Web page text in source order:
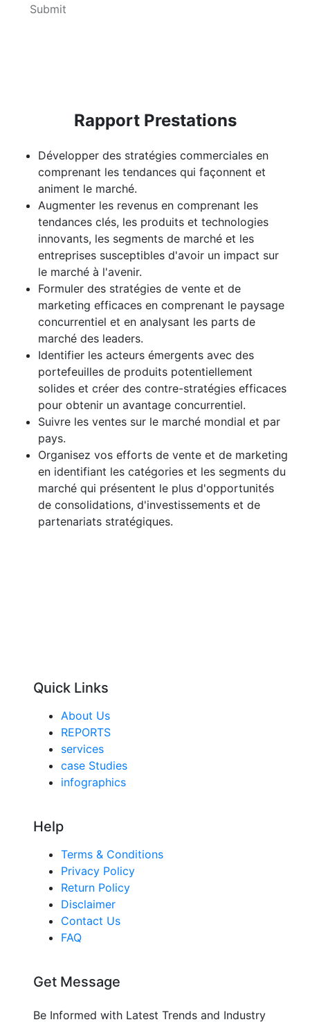
Rapport Prestations
Développer des stratégies commerciales en
comprenant les tendances qui façonnent et
animent le marché.
Augmenter les revenus en comprenant les
tendances clés, les produits et technologies
innovants, les segments de marché et les
entreprises susceptibles d'avoir un impact sur
le marché à l'avenir.
Formuler des stratégies de vente et de
marketing efficaces en comprenant le paysage
concurrentiel et en analysant les parts de
marché des leaders.
Identifier les acteurs émergents avec des
portefeuilles de produits potentiellement
solides et créer des contre-stratégies efficaces
pour obtenir un avantage concurrentiel.
Suivre les ventes sur le marché mondial et par
pays.
Organisez vos efforts de vente et de marketing
en identifiant les catégories et les segments du
marché qui présentent le plus d'opportunités
de consolidations, d'investissements et de
partenariats stratégiques.
Quick Links
About Us
REPORTS
services
case Studies
infographics
Help
Terms & Conditions
Privacy Policy
Return Policy
Disclaimer
Contact Us
FAQ
Get Message
Be Informed with Latest Trends and Industry